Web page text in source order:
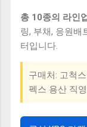
총 10종의 라인업
링, 부채, 응원배
터입니다.
구매처: 고척
펙스 용산 직